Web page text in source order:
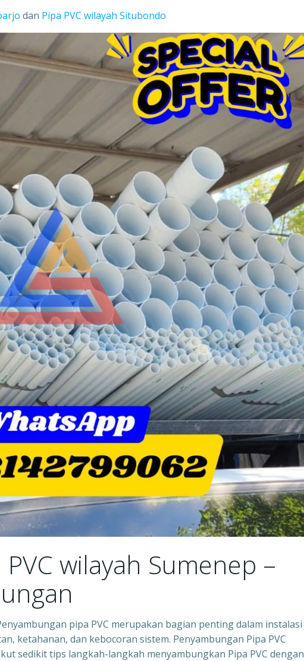
dan Pipa PVC wilayah Situbondo
wilayah Sumenep –
pipa PVC merupakan bagian penting dalam instalasi
ketahanan, dan kebocoran sistem. Penyambungan Pipa PVC
sedikit tips langkah-langkah menyambungkan Pipa PVC dengan